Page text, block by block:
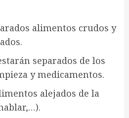
alimentos crudos y
separados de los
y medicamentos.
alejados de la